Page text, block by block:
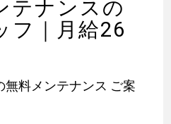
テナンスの
フ｜月給26
料メンテナンス ご案